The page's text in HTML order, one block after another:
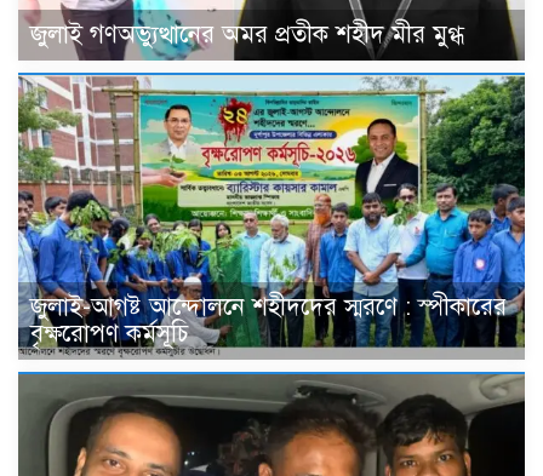
জুলাই গণঅভ্যুত্থানের অমর প্রতীক শহীদ মীর মুগ্ধ
জুলাই-আগষ্ট আন্দোলনে শহীদদের স্মরণে : স্পীকারের
বৃক্ষরোপণ কর্মসূচি